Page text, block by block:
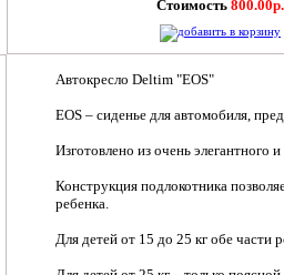
Стоимость 800.00р.
Автокресло Deltim "EOS"
EOS – сиденье для автомобиля,
Изготовлено из очень элегантного
Конструкция подлокотника
ребенка.
Для детей от 15 до 25 кг обе